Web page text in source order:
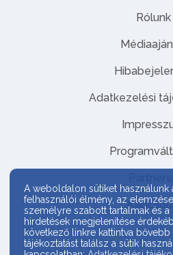
Rólunk
Adatkezelési
A weboldalon sütiket használunk
felhasználói élmény, az
személyre szabott tartalmak és a
hirdetések megjelenítése
következő linkre kattintva bővebb
tájékoztatást találsz a sütik